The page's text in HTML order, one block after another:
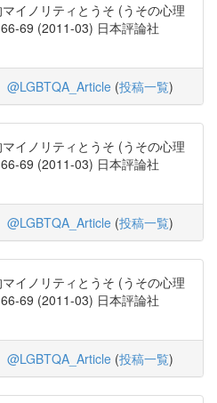
マイノリティとうそ (うその心理
69 (2011-03) 日本評論社
@LGBTQA_Article (投稿一覧)
マイノリティとうそ (うその心理
69 (2011-03) 日本評論社
@LGBTQA_Article (投稿一覧)
マイノリティとうそ (うその心理
69 (2011-03) 日本評論社
@LGBTQA_Article (投稿一覧)